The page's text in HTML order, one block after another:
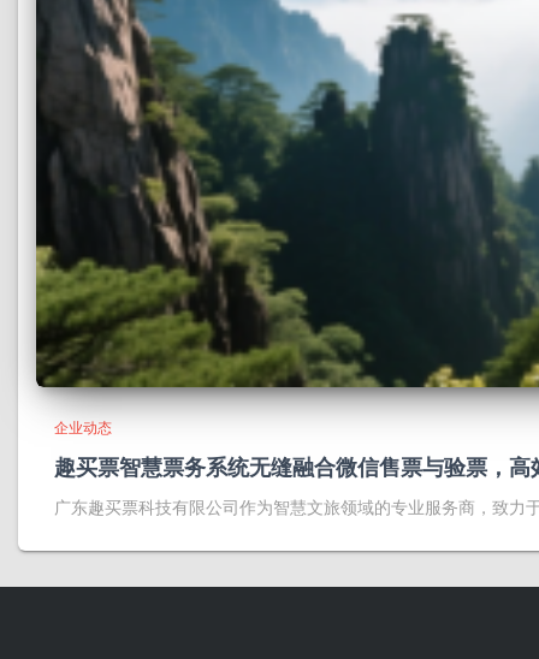
企业动态
趣买票智慧票务系统无缝融合微信售票与验票，
广东趣买票科技有限公司作为智慧文旅领域的专业服务商，致力